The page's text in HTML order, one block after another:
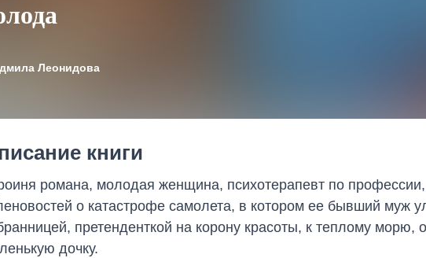
Леонидова
книги
романа, молодая женщина, психотерапевт по профессии,
о катастрофе самолета, в котором ее бывший муж
претенденткой на корону красоты, к теплому морю,
дочку.